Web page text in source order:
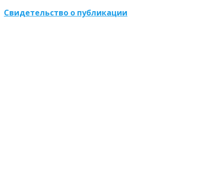
Свидетельство о публикации